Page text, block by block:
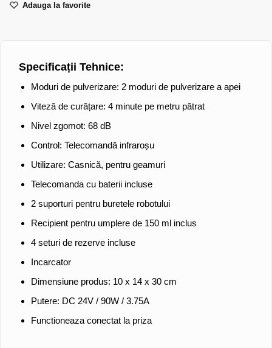
Adauga la favorite
Specificații Tehnice:
Moduri de pulverizare: 2 moduri de pulverizare a apei
Viteză de curățare: 4 minute pe metru pătrat
Nivel zgomot: 68 dB
Control: Telecomandă infraroșu
Utilizare: Casnică, pentru geamuri
Telecomanda cu baterii incluse
2 suporturi pentru buretele robotului
Recipient pentru umplere de 150 ml inclus
4 seturi de rezerve incluse
Incarcator
Dimensiune produs: 10 x 14 x 30 cm
Putere: DC 24V / 90W / 3.75A
Functioneaza conectat la priza